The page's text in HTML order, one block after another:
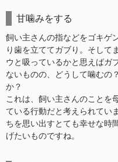
甘噛みをする
飼い主さんの指などをゴキゲ
り歯を立ててガブり。そして
ウと吸っているかと思えばガ
ないものの、どうして噛むの
か？
これは、飼い主さんのことを
ている行動だと考えられてい
ちを思い出すとても幸せな時
げたいものですね。